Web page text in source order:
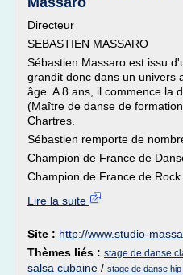
Directeur
SEBASTIEN MASSARO
Sébastien Massaro est issu
grandit donc dans un univers
âge. A 8 ans, il commence la
(Maître de danse de
Chartres.
Sébastien remporte de
Champion de France de
Champion de France de Rock
Lire la suite
Site : http://www.studio-
Thèmes liés : stage de danse
salsa cubaine / stage de danse